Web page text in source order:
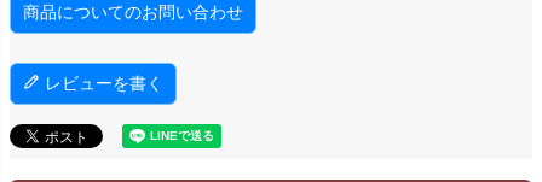
商品についてのお問い合わせ
レビューを書く